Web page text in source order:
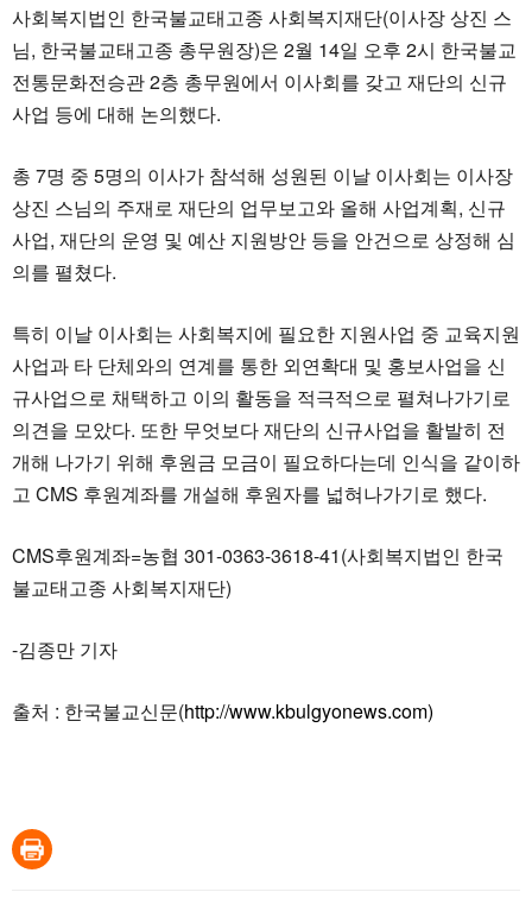
사회복지법인 한국불교태고종 사회복지재단(이사장 상진 스
님, 한국불교태고종 총무원장)은 2월 14일 오후 2시 한국불교
전통문화전승관 2층 총무원에서 이사회를 갖고 재단의 신규
사업 등에 대해 논의했다.
총 7명 중 5명의 이사가 참석해 성원된 이날 이사회는 이사장
상진 스님의 주재로 재단의 업무보고와 올해 사업계획, 신규
사업, 재단의 운영 및 예산 지원방안 등을 안건으로 상정해 심
의를 펼쳤다.
특히 이날 이사회는 사회복지에 필요한 지원사업 중 교육지원
사업과 타 단체와의 연계를 통한 외연확대 및 홍보사업을 신
규사업으로 채택하고 이의 활동을 적극적으로 펼쳐나가기로
의견을 모았다. 또한 무엇보다 재단의 신규사업을 활발히 전
개해 나가기 위해 후원금 모금이 필요하다는데 인식을 같이하
고 CMS 후원계좌를 개설해 후원자를 넓혀나가기로 했다.
CMS후원계좌=농협 301-0363-3618-41(사회복지법인 한국
불교태고종 사회복지재단)
-김종만 기자
출처 : 한국불교신문(http://www.kbulgyonews.com)